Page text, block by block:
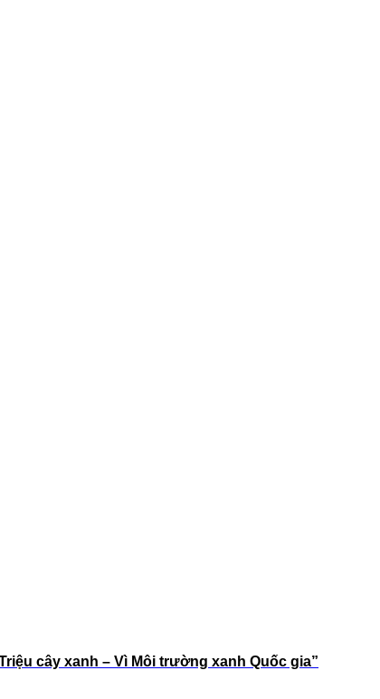
cây xanh – Vì Môi trường xanh Quốc gia”